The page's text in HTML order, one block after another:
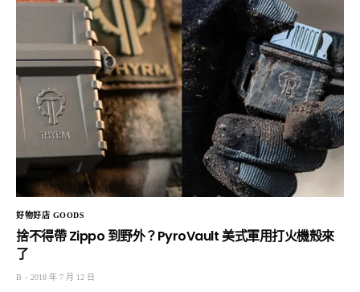
好物好店 GOODS
捨不得帶 Zippo 到野外？PyroVault 美式軍用打火機殼來
了
B 2018 年 7 月 12 日